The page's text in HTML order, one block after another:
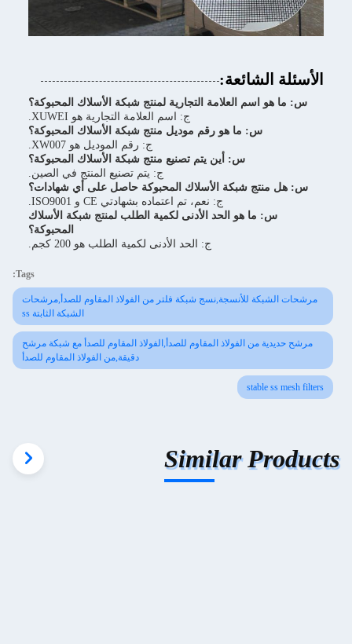
الأسئلة الشائعة:
س: ما هو اسم العلامة التجارية لمنتج شبكة الأسلاك المحبوكة؟
ج: اسم العلامة التجارية هو XUWEI.
س: ما هو رقم موديل منتج شبكة الأسلاك المحبوكة؟
ج: رقم الموديل هو XW007.
س: أين يتم تصنيع منتج شبكة الأسلاك المحبوكة؟
ج: يتم تصنيع المنتج في الصين.
س: هل منتج شبكة الأسلاك المحبوكة حاصل على أي شهادات؟
ج: نعم، تم اعتماده بشهادتي CE و ISO9001.
س: ما هو الحد الأدنى لكمية الطلب لمنتج شبكة الأسلاك
المحبوكة؟
ج: الحد الأدنى لكمية الطلب هو 200 كجم.
Tags:
مرشحات الشبكة للأنسجة,نسج شبكة فلتر من الفولاذ المقاوم للصدأ,مرشحات
الشبكة الثابتة ss
مرشح حديدية من الفولاذ المقاوم للصدأ,الفولاذ المقاوم للصدأ مع شبكة مرشح
دقيقة,من الفولاذ المقاوم للصدأ
stable ss mesh filters
Similar Products